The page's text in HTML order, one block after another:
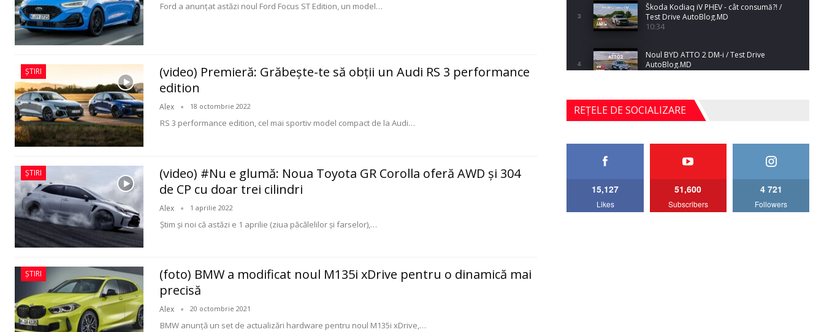
Ford a anunțat astăzi noul Ford Focus ST Edition, un model…
ȘTIRI
(video) Premieră: Grăbeşte-te să obţii un Audi RS 3 performance
edition
Alex 18 octombrie 2022
RS 3 performance edition, cel mai sportiv model compact de la Audi…
ȘTIRI
(video) #Nu e glumă: Noua Toyota GR Corolla oferă AWD şi 304
de CP cu doar trei cilindri
Alex 1 aprilie 2022
Ştim şi noi că astăzi e 1 aprilie (ziua păcălelilor şi farselor),…
ȘTIRI
(foto) BMW a modificat noul M135i xDrive pentru o dinamică mai
precisă
Alex 20 octombrie 2021
BMW anunţă un set de actualizări hardware pentru noul M135i xDrive,…
3
Škoda Kodiaq iV PHEV - cât consumă?! /
Test Drive AutoBlog.MD
10:34
4
Noul BYD ATTO 2 DM-i / Test Drive
AutoBlog.MD
5
Noul Mercedes-Benz S-Class facelift (S 580
4MATIC V223) / Test Drive AutoBlog.MD
27:33
AutoBlog.MD
REȚELE DE SOCIALIZARE
15,127
Likes
51,600
Subscribers
4 721
Followers